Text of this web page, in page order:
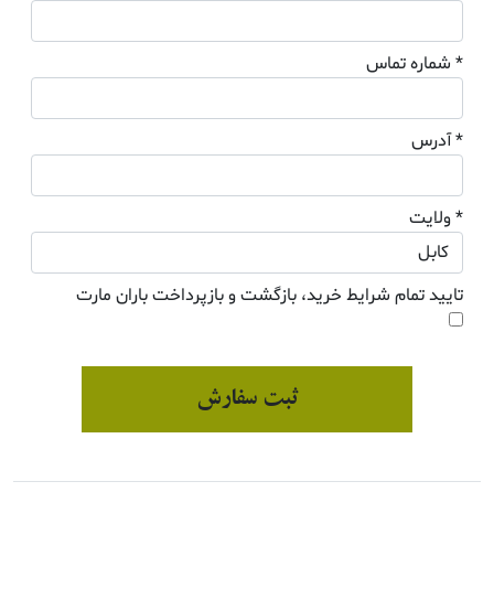
* شماره تماس
* آدرس
* ولایت
تایید تمام شرایط خرید، بازگشت و بازپرداخت باران مارت
ثبت سفارش